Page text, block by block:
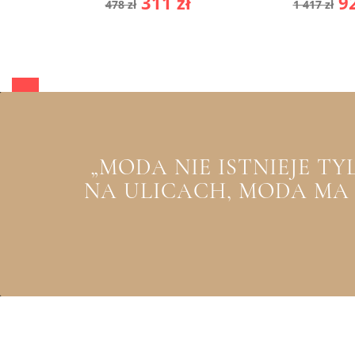
podstawowa
478 zł 1 417 zł
„MODA NIE ISTNIEJE
NA ULICACH, MODA MA